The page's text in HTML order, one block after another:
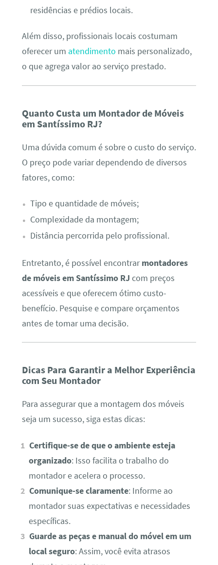
residências e prédios locais.
Além disso, profissionais locais costumam
oferecer um atendimento mais personalizado,
o que agrega valor ao serviço prestado.
Quanto Custa um Montador de Móveis
em Santíssimo RJ?
Uma dúvida comum é sobre o custo do serviço.
O preço pode variar dependendo de diversos
fatores, como:
Tipo e quantidade de móveis;
Complexidade da montagem;
Distância percorrida pelo profissional.
Entretanto, é possível encontrarmontadores
de móveis em Santíssimo RJ com preços
acessíveis e que oferecem ótimo custo-
benefício. Pesquise e compare orçamentos
antes de tomar uma decisão.
Dicas Para Garantir a Melhor Experiência
com Seu Montador
Para assegurar que a montagem dos móveis
seja um sucesso, siga estas dicas:
Certifique-se de que o ambiente esteja
organizado: Isso facilita o trabalho do
montador e acelera o processo.
Comunique-se claramente: Informe ao
montador suas expectativas e necessidades
específicas.
Guarde as peças e manual do móvel em um
local seguro: Assim, você evita atrasos